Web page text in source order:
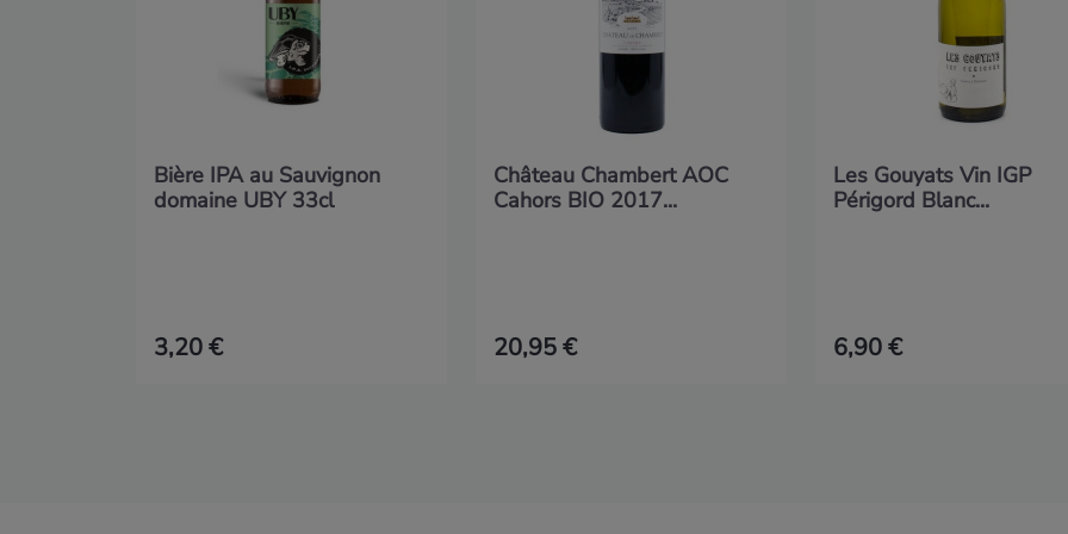
Bière IPA au Sauvignon
domaine UBY 33cl
3,20 €
Château Chambert AOC
Cahors BIO 2017...
20,95 €
Les Gouyats Vin IGP
Périgord Blanc...
6,90 €